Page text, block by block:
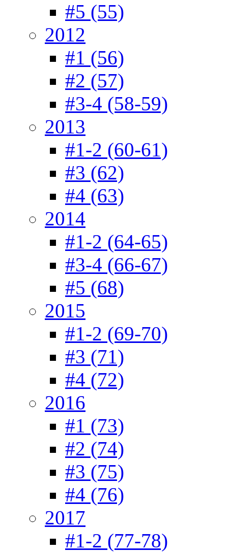
#5 (55)
2012
#1 (56)
#2 (57)
#3-4 (58-59)
2013
#1-2 (60-61)
#3 (62)
#4 (63)
2014
#1-2 (64-65)
#3-4 (66-67)
#5 (68)
2015
#1-2 (69-70)
#3 (71)
#4 (72)
2016
#1 (73)
#2 (74)
#3 (75)
#4 (76)
2017
#1-2 (77-78)